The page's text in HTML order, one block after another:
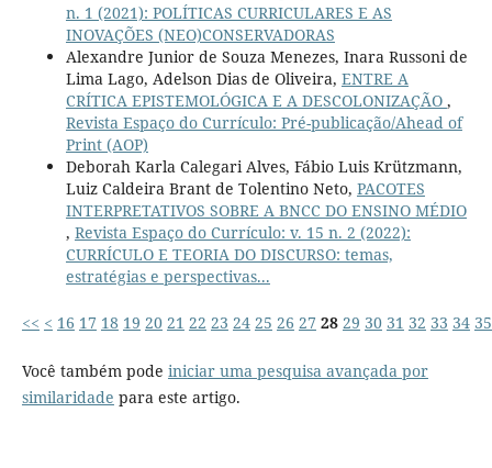
n. 1 (2021): POLÍTICAS CURRICULARES E AS
INOVAÇÕES (NEO)CONSERVADORAS
Alexandre Junior de Souza Menezes, Inara Russoni de
Lima Lago, Adelson Dias de Oliveira, ENTRE A
CRÍTICA EPISTEMOLÓGICA E A DESCOLONIZAÇÃO ,
Revista Espaço do Currículo: Pré-publicação/Ahead of
Print (AOP)
Deborah Karla Calegari Alves, Fábio Luis Krützmann,
Luiz Caldeira Brant de Tolentino Neto, PACOTES
INTERPRETATIVOS SOBRE A BNCC DO ENSINO MÉDIO
, Revista Espaço do Currículo: v. 15 n. 2 (2022):
CURRÍCULO E TEORIA DO DISCURSO: temas,
estratégias e perspectivas...
<< < 16 17 18 19 20 21 22 23 24 25 26 27 28 29 30 31 32 33 34 35
Você também pode iniciar uma pesquisa avançada por
similaridade para este artigo.